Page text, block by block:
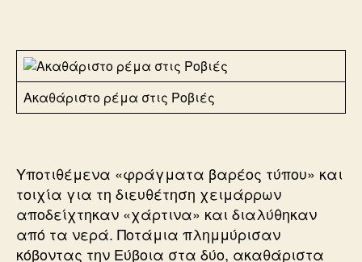
Ακαθάριστο ρέμα στις Ροβιές
Υποτιθέμενα «φράγματα βαρέος τύπου» και
τοιχία για τη διευθέτηση χειμάρρων
αποδείχτηκαν «χάρτινα» και διαλύθηκαν
από τα νερά. Ποτάμια πλημμύρισαν
κόβοντας την Εύβοια στα δύο, ακαθάριστα